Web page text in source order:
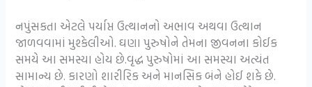
નપુંસકતા એટલે પર્યાપ્ત ઉત્થાનનો અભાવ અથવા ઉત્થાન
જાળવવામાં મુશ્કેલીઓ. ઘણા પુરુષોને તેમના જીવનના કોઈક
સમયે આ સમસ્યા હોય છે.વૃદ્ધ પુરુષોમાં આ સમસ્યા અત્યંત
સામાન્ય છે. કારણો શારીરિક અને માનસિક બંને હોઈ શકે છે.